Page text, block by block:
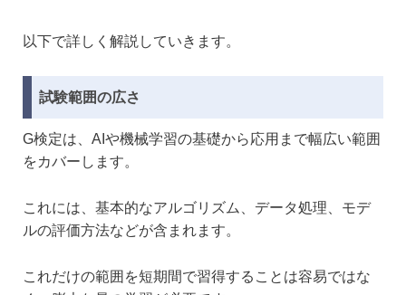
以下で詳しく解説していきます。
試験範囲の広さ
G検定は、AIや機械学習の基礎から応用まで幅広い範囲
をカバーします。
これには、基本的なアルゴリズム、データ処理、モデ
ルの評価方法などが含まれます。
これだけの範囲を短期間で習得することは容易ではな